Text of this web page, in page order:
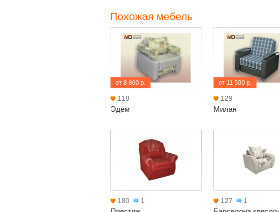
Похожая мебель
от 8 800 р.
118
Эдем
от 11 500 р.
129
Милан
180 1 127 1